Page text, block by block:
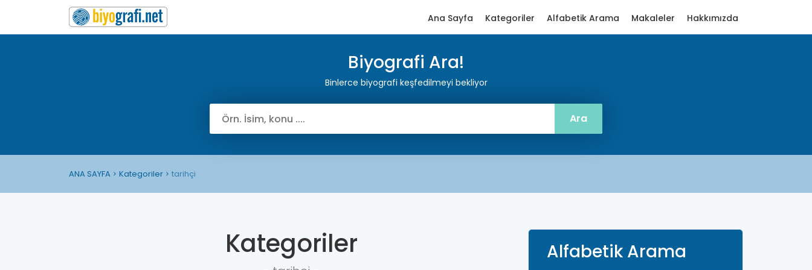
Ana Sayfa Kategoriler Alfabetik Arama Makaleler Hakkımızda
Biyografi Ara!
Binlerce biyografi keşfedilmeyi bekliyor
ANA SAYFA Kategoriler tarihçi
Kategoriler Alfabetik Arama